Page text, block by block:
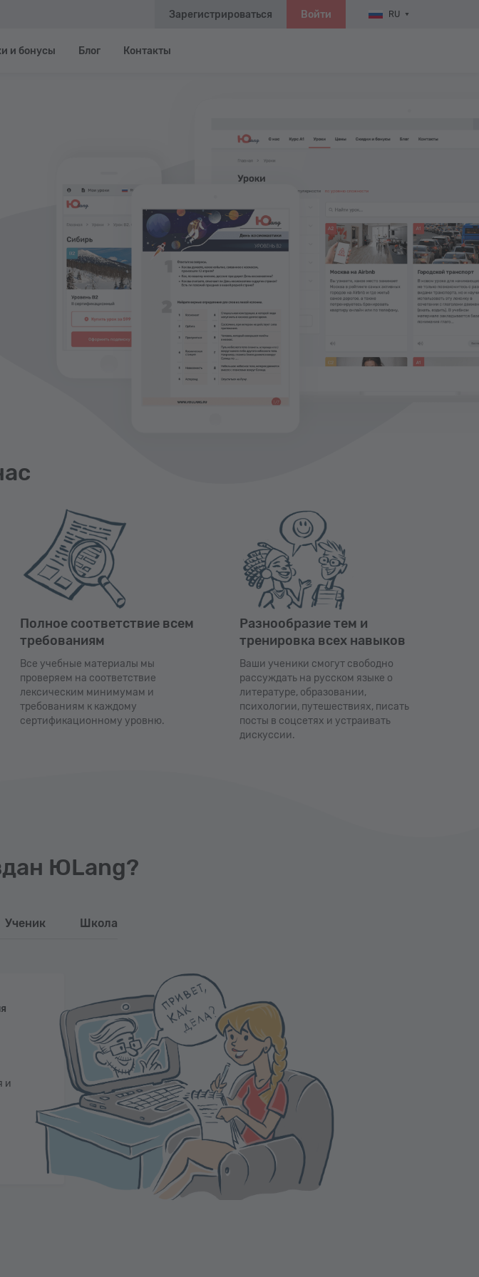
Зарегистрироваться Войти RU
и бонусы Блог Контакты
Полное соответствие всем
требованиям
Все учебные материалы мы
проверяем на соответствие
лексическим минимумам и
требованиям к каждому
сертификационному уровню.
Разнообразие тем и
тренировка всех навыков
Ваши ученики смогут свободно
рассуждать на русском языке о
литературе, образовании,
психологии, путешествиях, писать
посты в соцсетях и устраивать
дискуссии.
ЮLang?
Ученик Школа
и